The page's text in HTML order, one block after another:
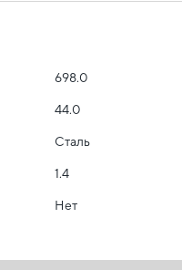
698.0
44.0
Сталь
1.4
Нет